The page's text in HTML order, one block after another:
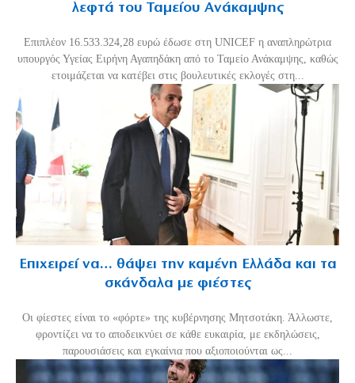
λεφτά του Ταμείου Ανάκαμψης
Επιπλέον 16.533.324,28 ευρώ έδωσε στη UNICEF η αναπληρώτρια
υπουργός Υγείας Ειρήνη Αγαπηδάκη από το Ταμείο Ανάκαμψης, καθώς
ετοιμάζεται να κατέβει στις βουλευτικές εκλογές στη...
Επιχειρεί να… θάψει την καμένη Ελλάδα και τα
σκάνδαλα με φιέστες
Οι φίεστες είναι το «φόρτε» της κυβέρνησης Μητσοτάκη. Άλλωστε,
φροντίζει να το αποδεικνύει σε κάθε ευκαιρία, με εκδηλώσεις,
παρουσιάσεις και εγκαίνια που αξιοποιούνται ως...